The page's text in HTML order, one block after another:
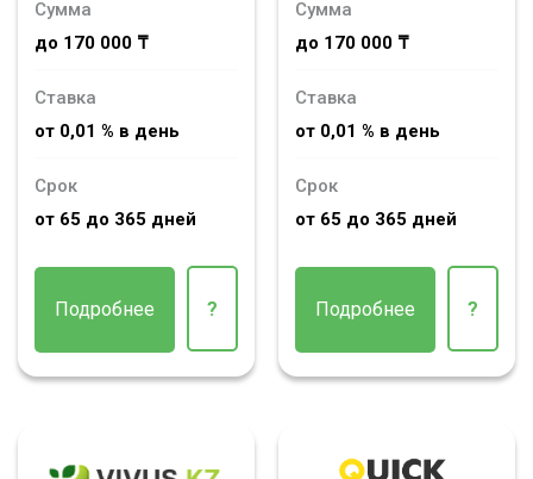
Сумма
до 170 000 ₸
Ставка
от 0,01 % в день
Срок
от 65 до 365 дней
Подробнее ?
Сумма
до 170 000 ₸
Ставка
от 0,01 % в день
Срок
от 65 до 365 дней
Подробнее ?